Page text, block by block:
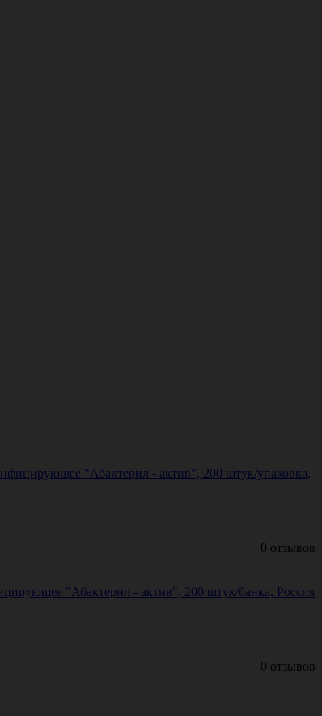
"Абактерил - актив", 200 штук/упаковка,
0 отзывов
"Абактерил - актив", 200 штук/банка, Россия
0 отзывов